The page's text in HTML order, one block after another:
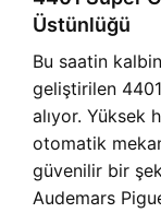
Üstünlüğü
Bu saatin
geliştirilen
alıyor. Yüksek
otomatik
güvenilir bir
Audemars